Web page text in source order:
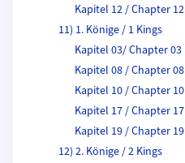
Kapitel 12 / Chapter 12
11) 1. Könige / 1 Kings
Kapitel 03/ Chapter 03
Kapitel 08 / Chapter 08
Kapitel 10 / Chapter 10
Kapitel 17 / Chapter 17
Kapitel 19 / Chapter 19
12) 2. Könige / 2 Kings